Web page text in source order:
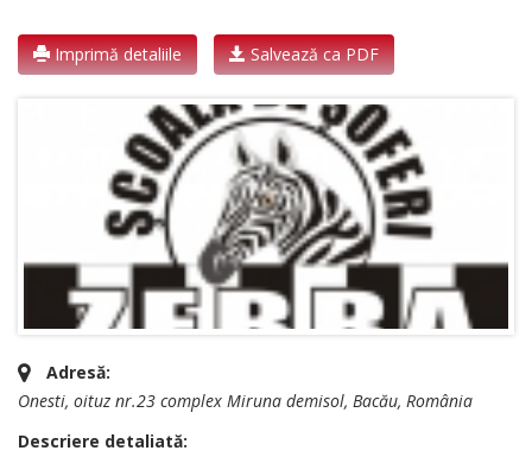
Imprimă detaliile Salvează ca PDF
Adresă:
Onesti, oituz nr.23 complex Miruna demisol, Bacău, România
Descriere detaliată: